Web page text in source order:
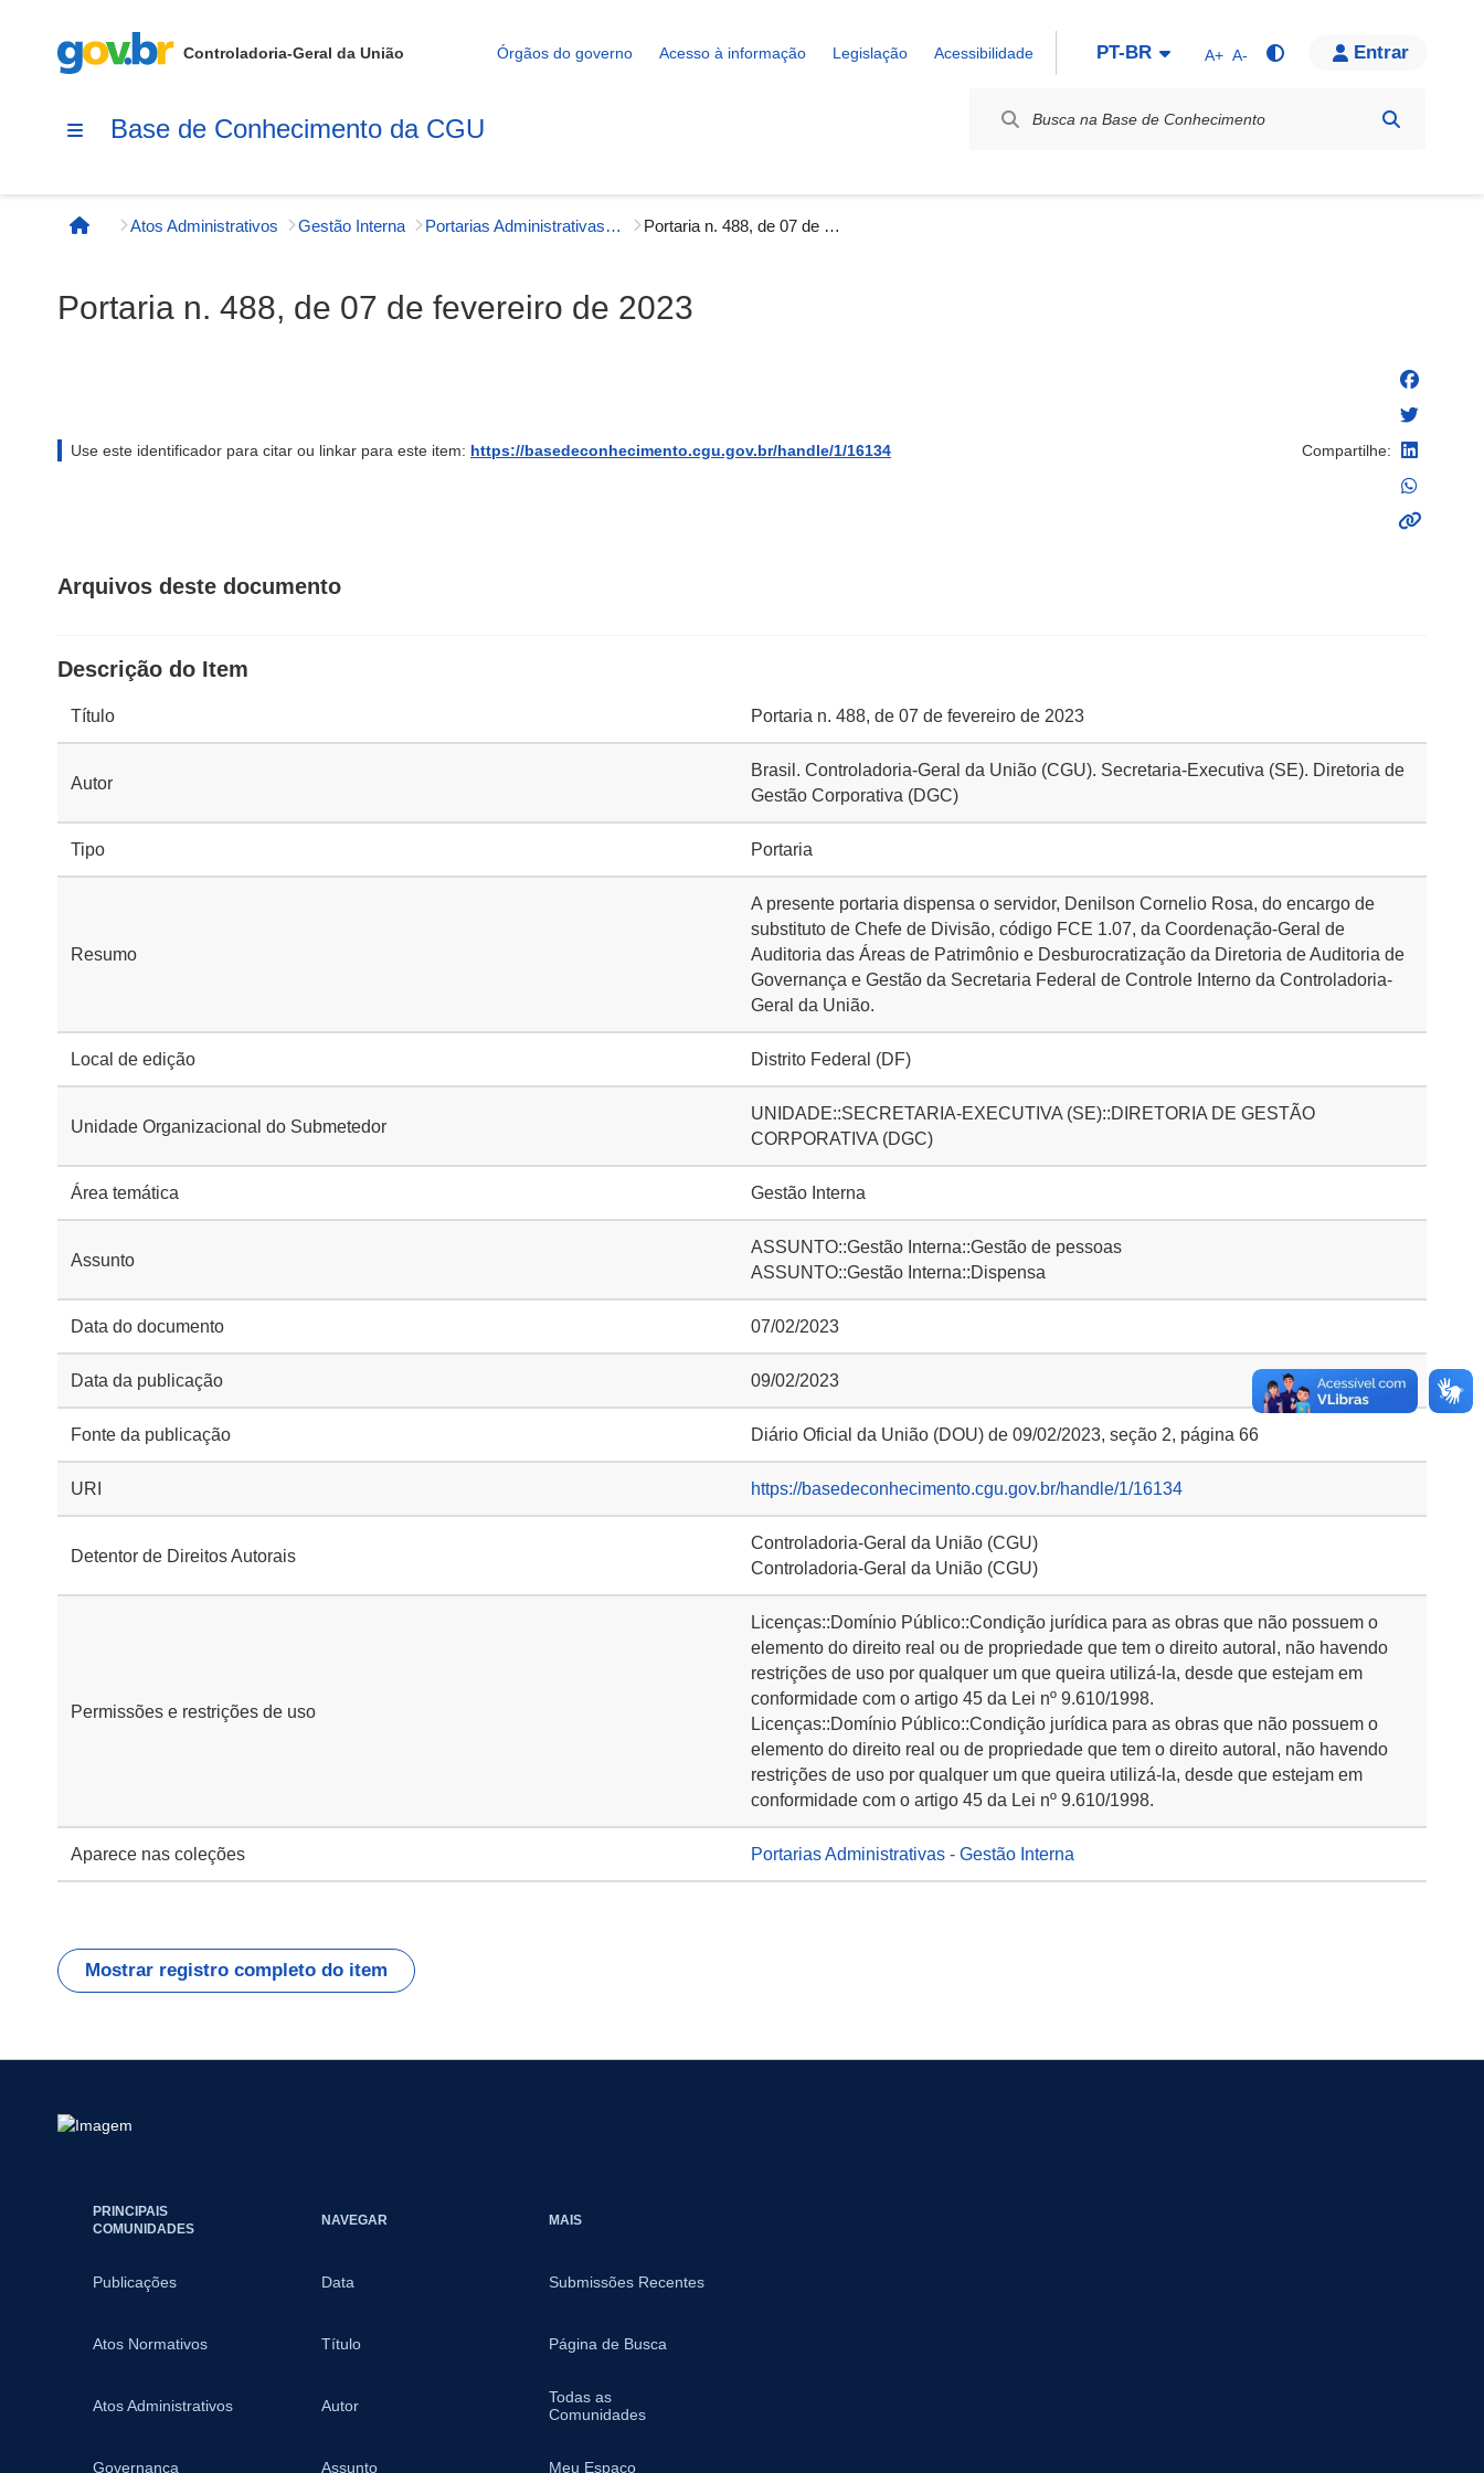
Controladoria-Geral da União Órgãos do governo Acesso à informação Legislação Acessibilidade PT-BR A+ A- Entrar
Base de Conhecimento da CGU
Página inicial
Atos Administrativos Gestão Interna Portarias Administrativas - Gestão Interna Portaria n. 488, de 07 de fevereiro de 2023
Portaria n. 488, de 07 de fevereiro de 2023
Use este identificador para citar ou linkar para este item: https://basedeconhecimento.cgu.gov.br/handle/1/16134 Compartilhe:
Arquivos deste documento
Descrição do Item
Título Portaria n. 488, de 07 de fevereiro de 2023
Autor
Brasil. Controladoria-Geral da União (CGU). Secretaria-Executiva (SE). Diretoria de
Gestão Corporativa (DGC)
Tipo Portaria
Resumo
A presente portaria dispensa o servidor, Denilson Cornelio Rosa, do encargo de
substituto de Chefe de Divisão, código FCE 1.07, da Coordenação-Geral de
Auditoria das Áreas de Patrimônio e Desburocratização da Diretoria de Auditoria de
Governança e Gestão da Secretaria Federal de Controle Interno da Controladoria-
Geral da União.
Local de edição Distrito Federal (DF)
Unidade Organizacional do Submetedor
UNIDADE::SECRETARIA-EXECUTIVA (SE)::DIRETORIA DE GESTÃO
CORPORATIVA (DGC)
Área temática Gestão Interna
Assunto
ASSUNTO::Gestão Interna::Gestão de pessoas
ASSUNTO::Gestão Interna::Dispensa
Data do documento 07/02/2023
Data da publicação 09/02/2023
Fonte da publicação Diário Oficial da União (DOU) de 09/02/2023, seção 2, página 66
URI https://basedeconhecimento.cgu.gov.br/handle/1/16134
Detentor de Direitos Autorais
Controladoria-Geral da União (CGU)
Controladoria-Geral da União (CGU)
Permissões e restrições de uso
Licenças::Domínio Público::Condição jurídica para as obras que não possuem o
elemento do direito real ou de propriedade que tem o direito autoral, não havendo
restrições de uso por qualquer um que queira utilizá-la, desde que estejam em
conformidade com o artigo 45 da Lei nº 9.610/1998.
Licenças::Domínio Público::Condição jurídica para as obras que não possuem o
elemento do direito real ou de propriedade que tem o direito autoral, não havendo
restrições de uso por qualquer um que queira utilizá-la, desde que estejam em
conformidade com o artigo 45 da Lei nº 9.610/1998.
Aparece nas coleções Portarias Administrativas - Gestão Interna
Mostrar registro completo do item
PRINCIPAIS
COMUNIDADES
Publicações
Atos Normativos
Atos Administrativos
Governança
NAVEGAR
Data
Título
Autor
Assunto
MAIS
Submissões Recentes
Página de Busca
Todas as
Comunidades
Meu Espaço